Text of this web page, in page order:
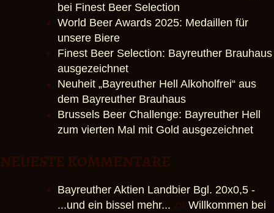
bei Finest Beer Selection
World Beer Awards 2025: Medaillen für
unsere Biere
Finest Beer Selection: Bayreuther Brauhaus
ausgezeichnet
Neuheit „Bayreuther Hell Alkoholfrei“ aus
dem Bayreuther Brauhaus
Brussels Beer Challenge: Bayreuther Hell
zum vierten Mal mit Gold ausgezeichnet
NEUESTE KOMMENTARE
Bayreuther Aktien Landbier Bgl. 20x0,5 -
...und ein bissel mehr... zu Willkommen bei